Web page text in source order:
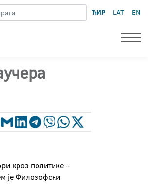
ЋИР LAT EN
кроз политике –
је Филозофски